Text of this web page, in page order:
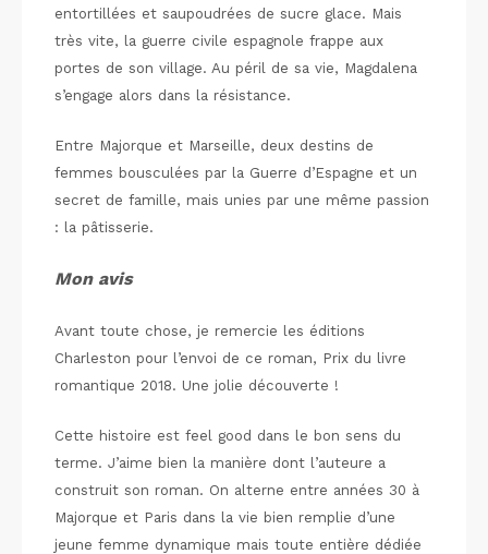
entortillées et saupoudrées de sucre glace. Mais
très vite, la guerre civile espagnole frappe aux
portes de son village. Au péril de sa vie, Magdalena
s’engage alors dans la résistance.
Entre Majorque et Marseille, deux destins de
femmes bousculées par la Guerre d’Espagne et un
secret de famille, mais unies par une même passion
: la pâtisserie.
Mon avis
Avant toute chose, je remercie les éditions
Charleston pour l’envoi de ce roman, Prix du livre
romantique 2018. Une jolie découverte !
Cette histoire est feel good dans le bon sens du
terme. J’aime bien la manière dont l’auteure a
construit son roman. On alterne entre années 30 à
Majorque et Paris dans la vie bien remplie d’une
jeune femme dynamique mais toute entière dédiée